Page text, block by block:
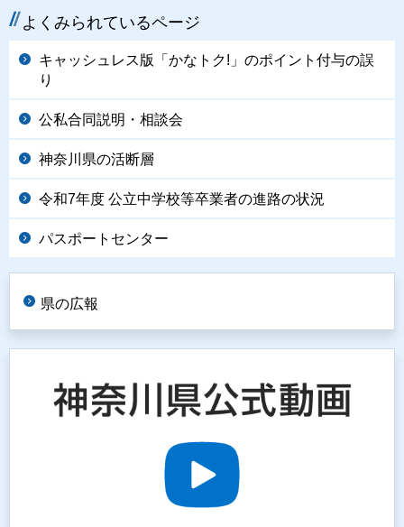
よくみられているページ
キャッシュレス版「かなトク!」のポイント付与の誤
り
公私合同説明・相談会
神奈川県の活断層
令和7年度 公立中学校等卒業者の進路の状況
パスポートセンター
県の広報